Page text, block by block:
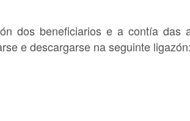
dos beneficiarios e a contía das
e descargarse na seguinte ligazón: